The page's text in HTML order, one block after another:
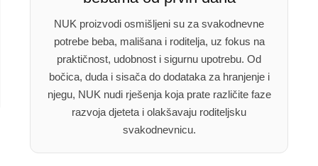
NUK proizvodi osmišljeni su za svakodnevne
potrebe beba, mališana i roditelja, uz fokus na
praktičnost, udobnost i sigurnu upotrebu. Od
bočica, duda i sisača do dodataka za hranjenje i
njegu, NUK nudi rješenja koja prate različite faze
razvoja djeteta i olakšavaju roditeljsku
svakodnevnicu.